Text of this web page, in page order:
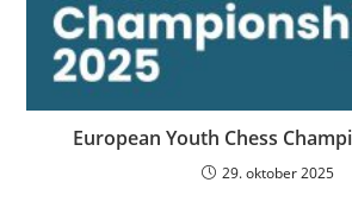
European Youth Chess
29. oktober 2025